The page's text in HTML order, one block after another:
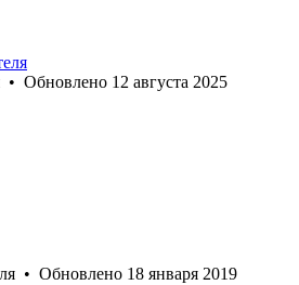
• Обновлено 12 августа 2025
• Обновлено 18 января 2019